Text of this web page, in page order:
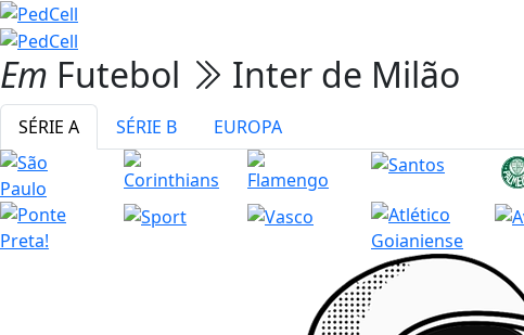
Em Futebol Inter de Milão
SÉRIE A SÉRIE B EUROPA